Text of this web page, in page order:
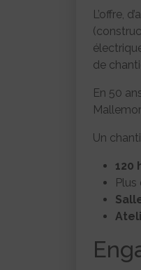
L’offre,
de
En 50
Un
120
Plus